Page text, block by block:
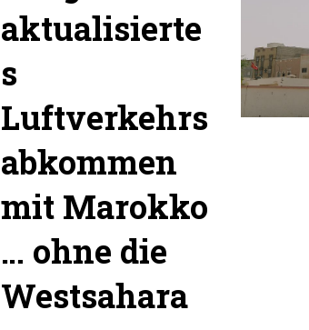
aktualisierte
s
Luftverkehrs
abkommen
mit Marokko
… ohne die
Westsahara